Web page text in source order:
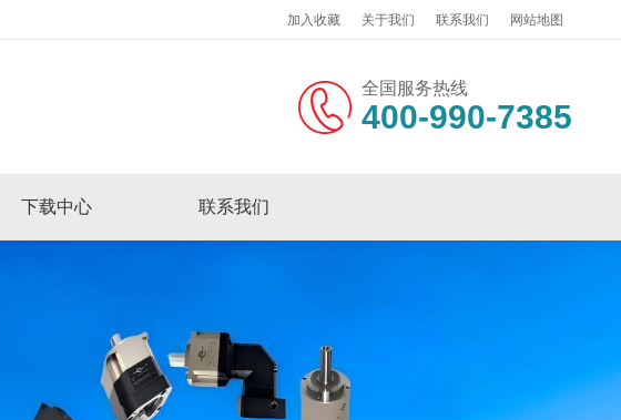
加入收藏 关于我们 联系我们 网站地图
全国服务热线
400-990-7385
下载中心 联系我们